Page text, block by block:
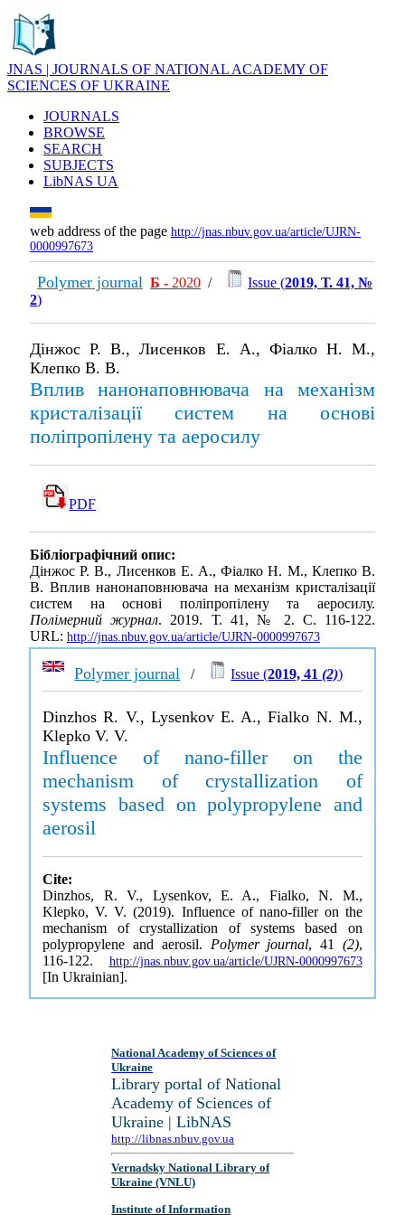
JNAS | JOURNALS OF NATIONAL ACADEMY OF
SCIENCES OF UKRAINE
JOURNALS
BROWSE
SEARCH
SUBJECTS
LibNAS UA
web address of the page http://jnas.nbuv.gov.ua/article/UJRN-
0000997673
Polymer journal Б - 2020 / Issue (2019, Т. 41, №
2)
Дінжос Р. В., Лисенков Е. А., Фіалко Н. М.,
Клепко В. В.
Вплив нанонаповнювача на механізм
кристалізації систем на основі
поліпропілену та аеросилу
PDF
Бібліографічний опис:
Дінжос Р. В., Лисенков Е. А., Фіалко Н. М., Клепко В.
В. Вплив нанонаповнювача на механізм кристалізації
систем на основі поліпропілену та аеросилу.
Полімерний журнал. 2019. Т. 41, № 2. С. 116-122.
URL: http://jnas.nbuv.gov.ua/article/UJRN-0000997673
Polymer journal / Issue (2019, 41(2))
Dinzhos R. V., Lysenkov E. A., Fialko N. M.,
Klepko V. V.
Influence of nano-filler on the
mechanism of crystallization of
systems based on polypropylene and
aerosil
Cite:
Dinzhos, R. V., Lysenkov, E. A., Fialko, N. M.,
Klepko, V. V. (2019). Influence of nano-filler on the
mechanism of crystallization of systems based on
polypropylene and aerosil. Polymer journal, 41 (2),
116-122. http://jnas.nbuv.gov.ua/article/UJRN-0000997673
[In Ukrainian].
National Academy of Sciences of
Ukraine
Library portal of National
Academy of Sciences of
Ukraine | LibNAS
http://libnas.nbuv.gov.ua
Vernadsky National Library of
Ukraine (VNLU)
Institute of Information